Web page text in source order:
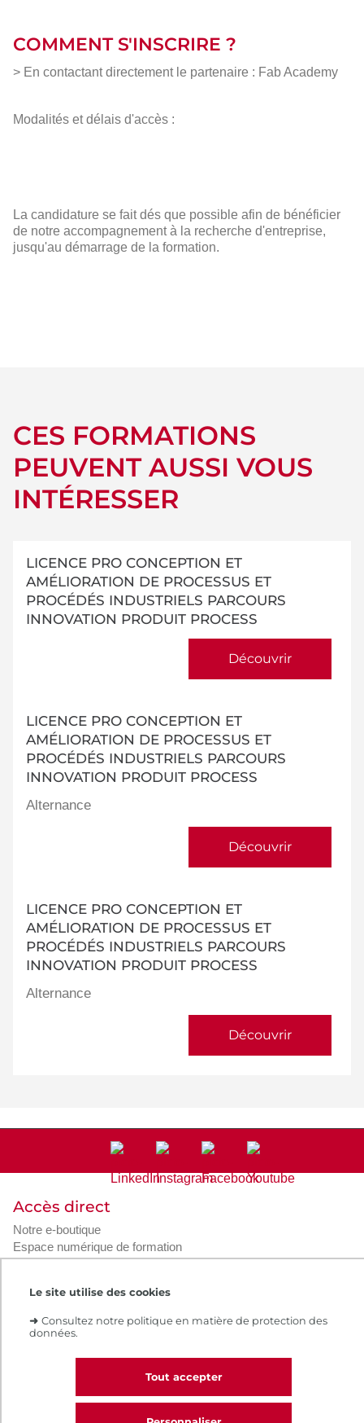
Le site utilise des cookies
➜ Consultez notre politique en matière de protection des
données.
Tout accepter
COMMENT S'INSCRIRE ?
> En contactant directement le partenaire : Fab Academy
Modalités et délais d'accès :
La candidature se fait dés que possible afin de bénéficier
de notre accompagnement à la recherche d'entreprise,
jusqu'au démarrage de la formation.
CES FORMATIONS
PEUVENT AUSSI VOUS
INTÉRESSER
LICENCE PRO CONCEPTION ET
AMÉLIORATION DE PROCESSUS ET
PROCÉDÉS INDUSTRIELS PARCOURS
INNOVATION PRODUIT PROCESS
Découvrir
LICENCE PRO CONCEPTION ET
AMÉLIORATION DE PROCESSUS ET
PROCÉDÉS INDUSTRIELS PARCOURS
INNOVATION PRODUIT PROCESS
Alternance
Découvrir
LICENCE PRO CONCEPTION ET
AMÉLIORATION DE PROCESSUS ET
PROCÉDÉS INDUSTRIELS PARCOURS
INNOVATION PRODUIT PROCESS
Alternance
Découvrir
Accès direct
Notre e-boutique
Espace numérique de formation
Réclamations
Contacts et plans d'accès
Règlement intérieur
Infos légales